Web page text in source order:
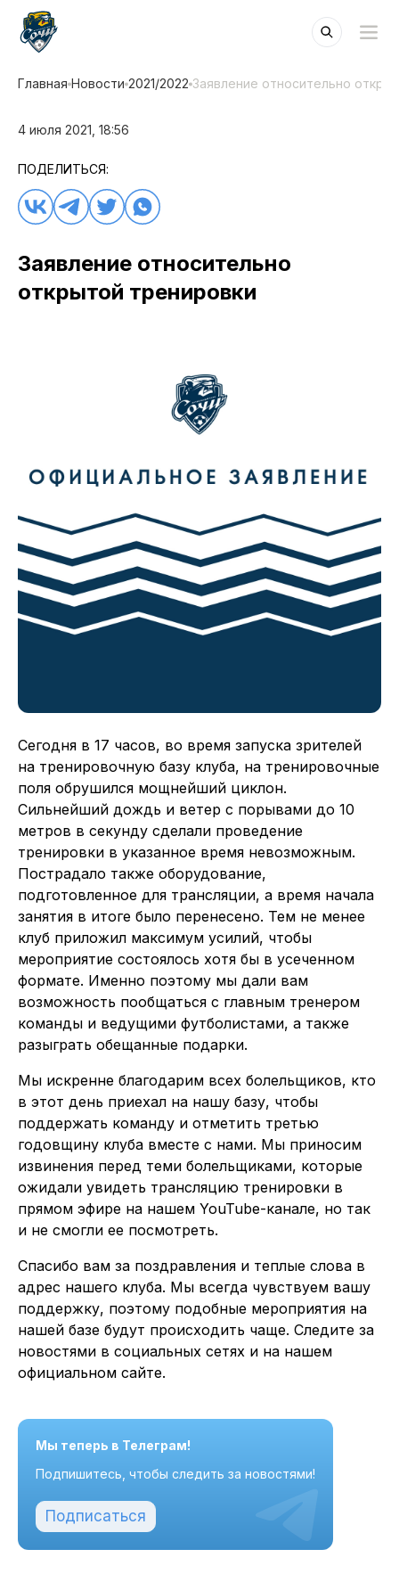
Главная Новости 2021/2022 Заявление относительно
4 июля 2021, 18:56
ПОДЕЛИТЬСЯ:
Заявление относительно
открытой тренировки
Сегодня в 17 часов, во время запуска зрителей
на тренировочную базу клуба, на тренировочные
поля обрушился мощнейший циклон.
Сильнейший дождь и ветер с порывами до 10
метров в секунду сделали проведение
тренировки в указанное время невозможным.
Пострадало также оборудование,
подготовленное для трансляции, а время начала
занятия в итоге было перенесено. Тем не менее
клуб приложил максимум усилий, чтобы
мероприятие состоялось хотя бы в усеченном
формате. Именно поэтому мы дали вам
возможность пообщаться с главным тренером
команды и ведущими футболистами, а также
разыграть обещанные подарки.
Мы искренне благодарим всех болельщиков, кто
в этот день приехал на нашу базу, чтобы
поддержать команду и отметить третью
годовщину клуба вместе с нами. Мы приносим
извинения перед теми болельщиками, которые
ожидали увидеть трансляцию тренировки в
прямом эфире на нашем YouTube-канале, но так
и не смогли ее посмотреть.
Спасибо вам за поздравления и теплые слова в
адрес нашего клуба. Мы всегда чувствуем вашу
поддержку, поэтому подобные мероприятия на
нашей базе будут происходить чаще. Следите за
новостями в социальных сетях и на нашем
официальном сайте.
Мы теперь в Телеграм!
Подпишитесь, чтобы следить за новостями!
Подписаться